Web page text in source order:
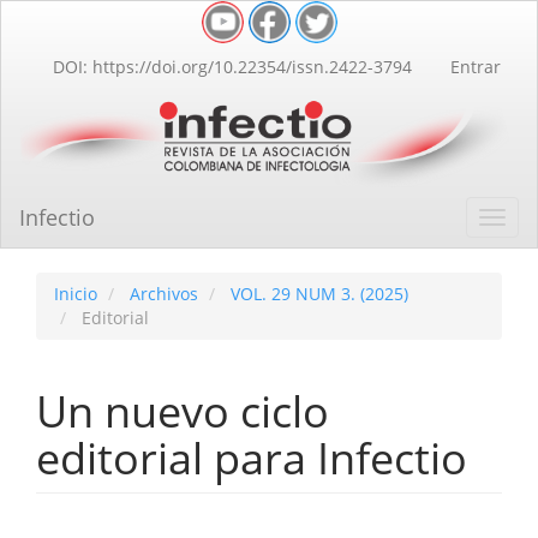
Contenido
principal
lateral
DOI: https://doi.org/10.22354/issn.2422-3794 Entrar
Infectio
Inicio Archivos
VOL. 29 NUM 3. (2025)
Editorial
Un nuevo ciclo
editorial para Infectio